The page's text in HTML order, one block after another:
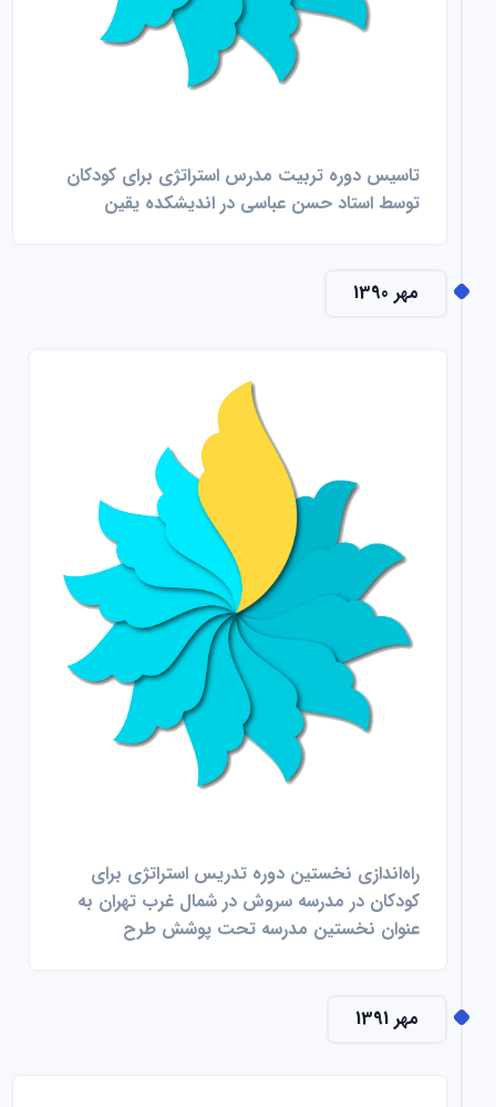
تاسیس دوره تربیت مدرس استراتژی برای کودکان
توسط استاد حسن عباسی در اندیشکده یقین
راه‌اندازی نخستین دوره تدریس استراتژی برای
کودکان در مدرسه سروش در شمال غرب تهران به
عنوان نخستین مدرسه تحت پوشش طرح
مهر 1390
مهر 1391